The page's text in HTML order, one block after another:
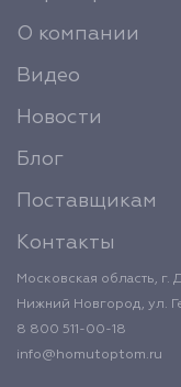
О компании
Видео
Новости
Блог
Поставщикам
Контакты
Московская область, г.
Нижний Новгород, ул.
8 800 511-00-18
info@homutoptom.ru